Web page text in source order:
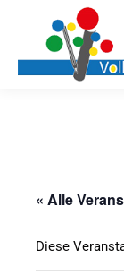
« Alle
Diese